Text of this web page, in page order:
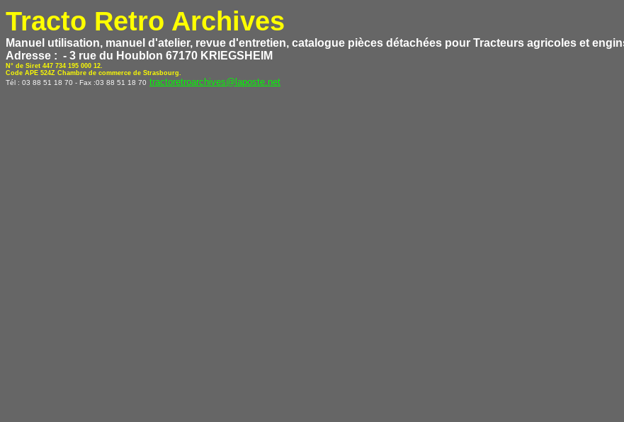
Tracto Retro Archives
Manuel utilisation, manuel d'atelier, revue d'entretien, catalogue pièces détachées pour Tracteurs agricoles et
Adresse : - 3 rue du Houblon 67170 KRIEGSHEIM
N° de Siret 447 734 195 000 12.
Code APE 524Z Chambre de commerce de Strasbourg.
Tél : 03 88 51 18 70 - Fax :03 88 51 18 70 tractoretroarchives@laposte.net